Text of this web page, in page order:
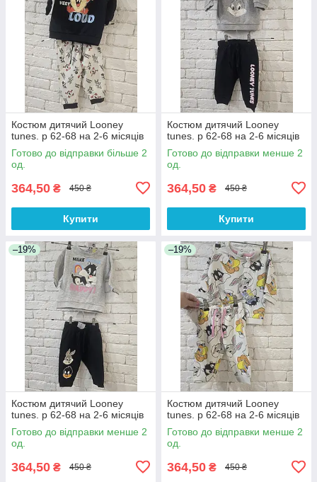
Костюм дитячий Looney
tunes. р 62-68 на 2-6 місяців
Готово до відправки більше 2
од.
364,50 ₴ 450 ₴
Купити
Костюм дитячий Looney
tunes. р 62-68 на 2-6 місяців
Готово до відправки менше 2
од.
364,50 ₴ 450 ₴
Купити
–19%
Костюм дитячий Looney
tunes. р 62-68 на 2-6 місяців
Готово до відправки менше 2
од.
364,50 ₴ 450 ₴
–19%
Костюм дитячий Looney
tunes. р 62-68 на 2-6 місяців
Готово до відправки менше 2
од.
364,50 ₴ 450 ₴